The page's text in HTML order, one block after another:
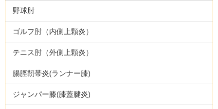
野球肘
ゴルフ肘（内側上顆炎）
テニス肘（外側上顆炎）
腸脛靭帯炎(ランナー膝)
ジャンパー膝(膝蓋腱炎)